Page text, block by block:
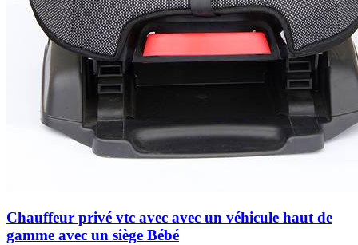
Chauffeur privé vtc avec avec un véhicule haut de
gamme avec un siège Bébé